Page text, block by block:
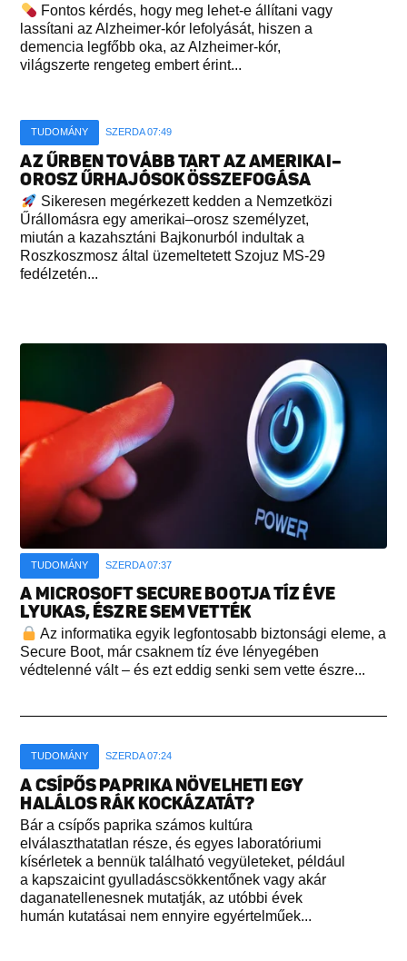
Fontos kérdés, hogy meg lehet-e állítani vagy
lassítani az Alzheimer-kór lefolyását, hiszen a
demencia legfőbb oka, az Alzheimer-kór,
világszerte rengeteg embert érint...
TUDOMÁNY SZERDA 07:49
AZ ŰRBEN TOVÁBB TART AZ AMERIKAI–
OROSZ ŰRHAJÓSOK ÖSSZEFOGÁSA
Sikeresen megérkezett kedden a Nemzetközi
Űrállomásra egy amerikai–orosz személyzet,
miután a kazahsztáni Bajkonurból indultak a
Roszkoszmosz által üzemeltetett Szojuz MS-29
fedélzetén...
TUDOMÁNY SZERDA 07:37
A MICROSOFT SECURE BOOTJA TÍZ ÉVE
LYUKAS, ÉSZRE SEM VETTÉK
Az informatika egyik legfontosabb biztonsági eleme, a
Secure Boot, már csaknem tíz éve lényegében
védtelenné vált – és ezt eddig senki sem vette észre...
TUDOMÁNY SZERDA 07:24
A CSÍPŐS PAPRIKA NÖVELHETI EGY
HALÁLOS RÁK KOCKÁZATÁT?
Bár a csípős paprika számos kultúra
elválaszthatatlan része, és egyes laboratóriumi
kísérletek a bennük található vegyületeket, például
a kapszaicint gyulladáscsökkentőnek vagy akár
daganatellenesnek mutatják, az utóbbi évek
humán kutatásai nem ennyire egyértelműek...